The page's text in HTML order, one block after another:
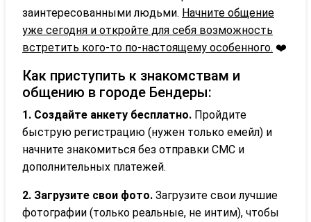
заинтересованными людьми. Начните общение
уже сегодня и откройте для себя возможность
встретить кого-то по-настоящему особенного. ❤️
Как приступить к знакомствам и
общению в городе Бендеры:
1. Создайте анкету бесплатно. Пройдите
быструю регистрацию (нужен только емейл) и
начните знакомиться без отправки СМС и
дополнительных платежей.
2. Загрузите свои фото. Загрузите свои лучшие
фотографии (только реальные, не интим), чтобы